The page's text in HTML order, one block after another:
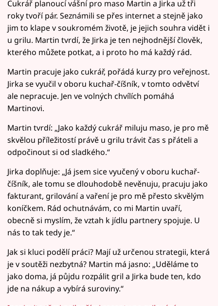
Cukrář planoucí vášní pro maso Martin a Jirka už tři
roky tvoří pár. Seznámili se přes internet a stejně jako
jim to klape v soukromém životě, je jejich souhra vidět i
u grilu. Martin tvrdí, že Jirka je ten nejhodnější člověk,
kterého můžete potkat, a i proto ho má každý rád.
Martin pracuje jako cukrář, pořádá kurzy pro veřejnost.
Jirka se vyučil v oboru kuchař-číšník, v tomto odvětví
ale nepracuje. Jen ve volných chvílích pomáhá
Martinovi.
Martin tvrdí: „Jako každý cukrář miluju maso, je pro mě
skvělou příležitostí právě u grilu trávit čas s přáteli a
odpočinout si od sladkého.“
Jirka doplňuje: „Já jsem sice vyučený v oboru kuchař-
číšník, ale tomu se dlouhodobě nevěnuju, pracuju jako
fakturant, grilování a vaření je pro mě přesto skvělým
koníčkem. Rád ochutnávám, co mi Martin uvaří,
obecně si myslím, že vztah k jídlu partnery spojuje. U
nás to tak tedy je.“
Jak si kluci podělí práci? Mají už určenou strategii, která
je v soutěži nezbytná? Martin má jasno: „Uděláme to
jako doma, já půjdu rozpálit gril a Jirka bude ten, kdo
jde na nákup a vybírá suroviny.“